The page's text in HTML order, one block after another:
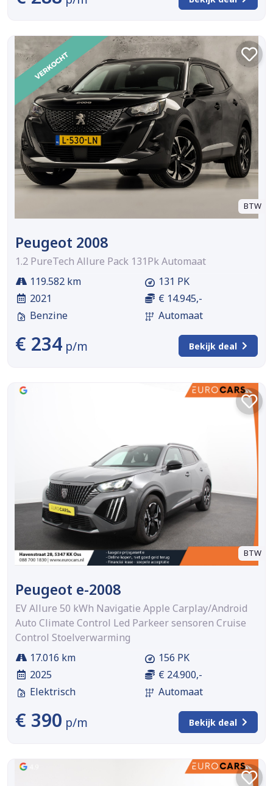
BTW
Peugeot 2008
1.2 PureTech Allure Pack 131Pk Automaat
119.582 km
2021
Benzine
131 PK
€ 14.945,-
Automaat
€ 234 p/m Bekijk deal
BTW
Peugeot e-2008
EV Allure 50 kWh Navigatie Apple Carplay/Android
Auto Climate Control Led Parkeer sensoren Cruise
Control Stoelverwarming
17.016 km
2025
Elektrisch
156 PK
€ 24.900,-
Automaat
€ 390 p/m Bekijk deal